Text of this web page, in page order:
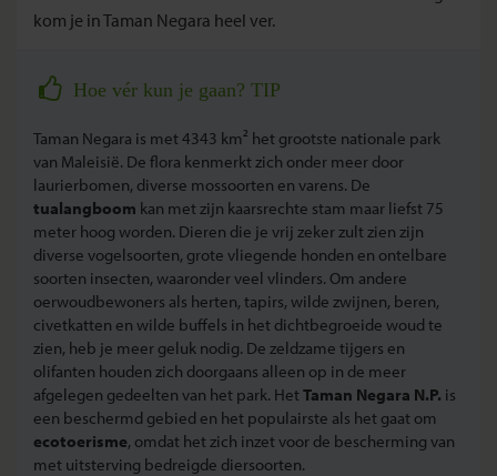
kom je in Taman Negara heel ver.
Hoe vér kun je gaan? TIP
Taman Negara is met 4343 km² het grootste nationale park
van Maleisië. De flora kenmerkt zich onder meer door
laurierbomen, diverse mossoorten en varens. De
tualangboom kan met zijn kaarsrechte stam maar liefst 75
meter hoog worden. Dieren die je vrij zeker zult zien zijn
diverse vogelsoorten, grote vliegende honden en ontelbare
soorten insecten, waaronder veel vlinders. Om andere
oerwoudbewoners als herten, tapirs, wilde zwijnen, beren,
civetkatten en wilde buffels in het dichtbegroeide woud te
zien, heb je meer geluk nodig. De zeldzame tijgers en
olifanten houden zich doorgaans alleen op in de meer
afgelegen gedeelten van het park. HetTaman Negara N.P. is
een beschermd gebied en het populairste als het gaat om
ecotoerisme, omdat het zich inzet voor de bescherming van
met uitsterving bedreigde diersoorten.